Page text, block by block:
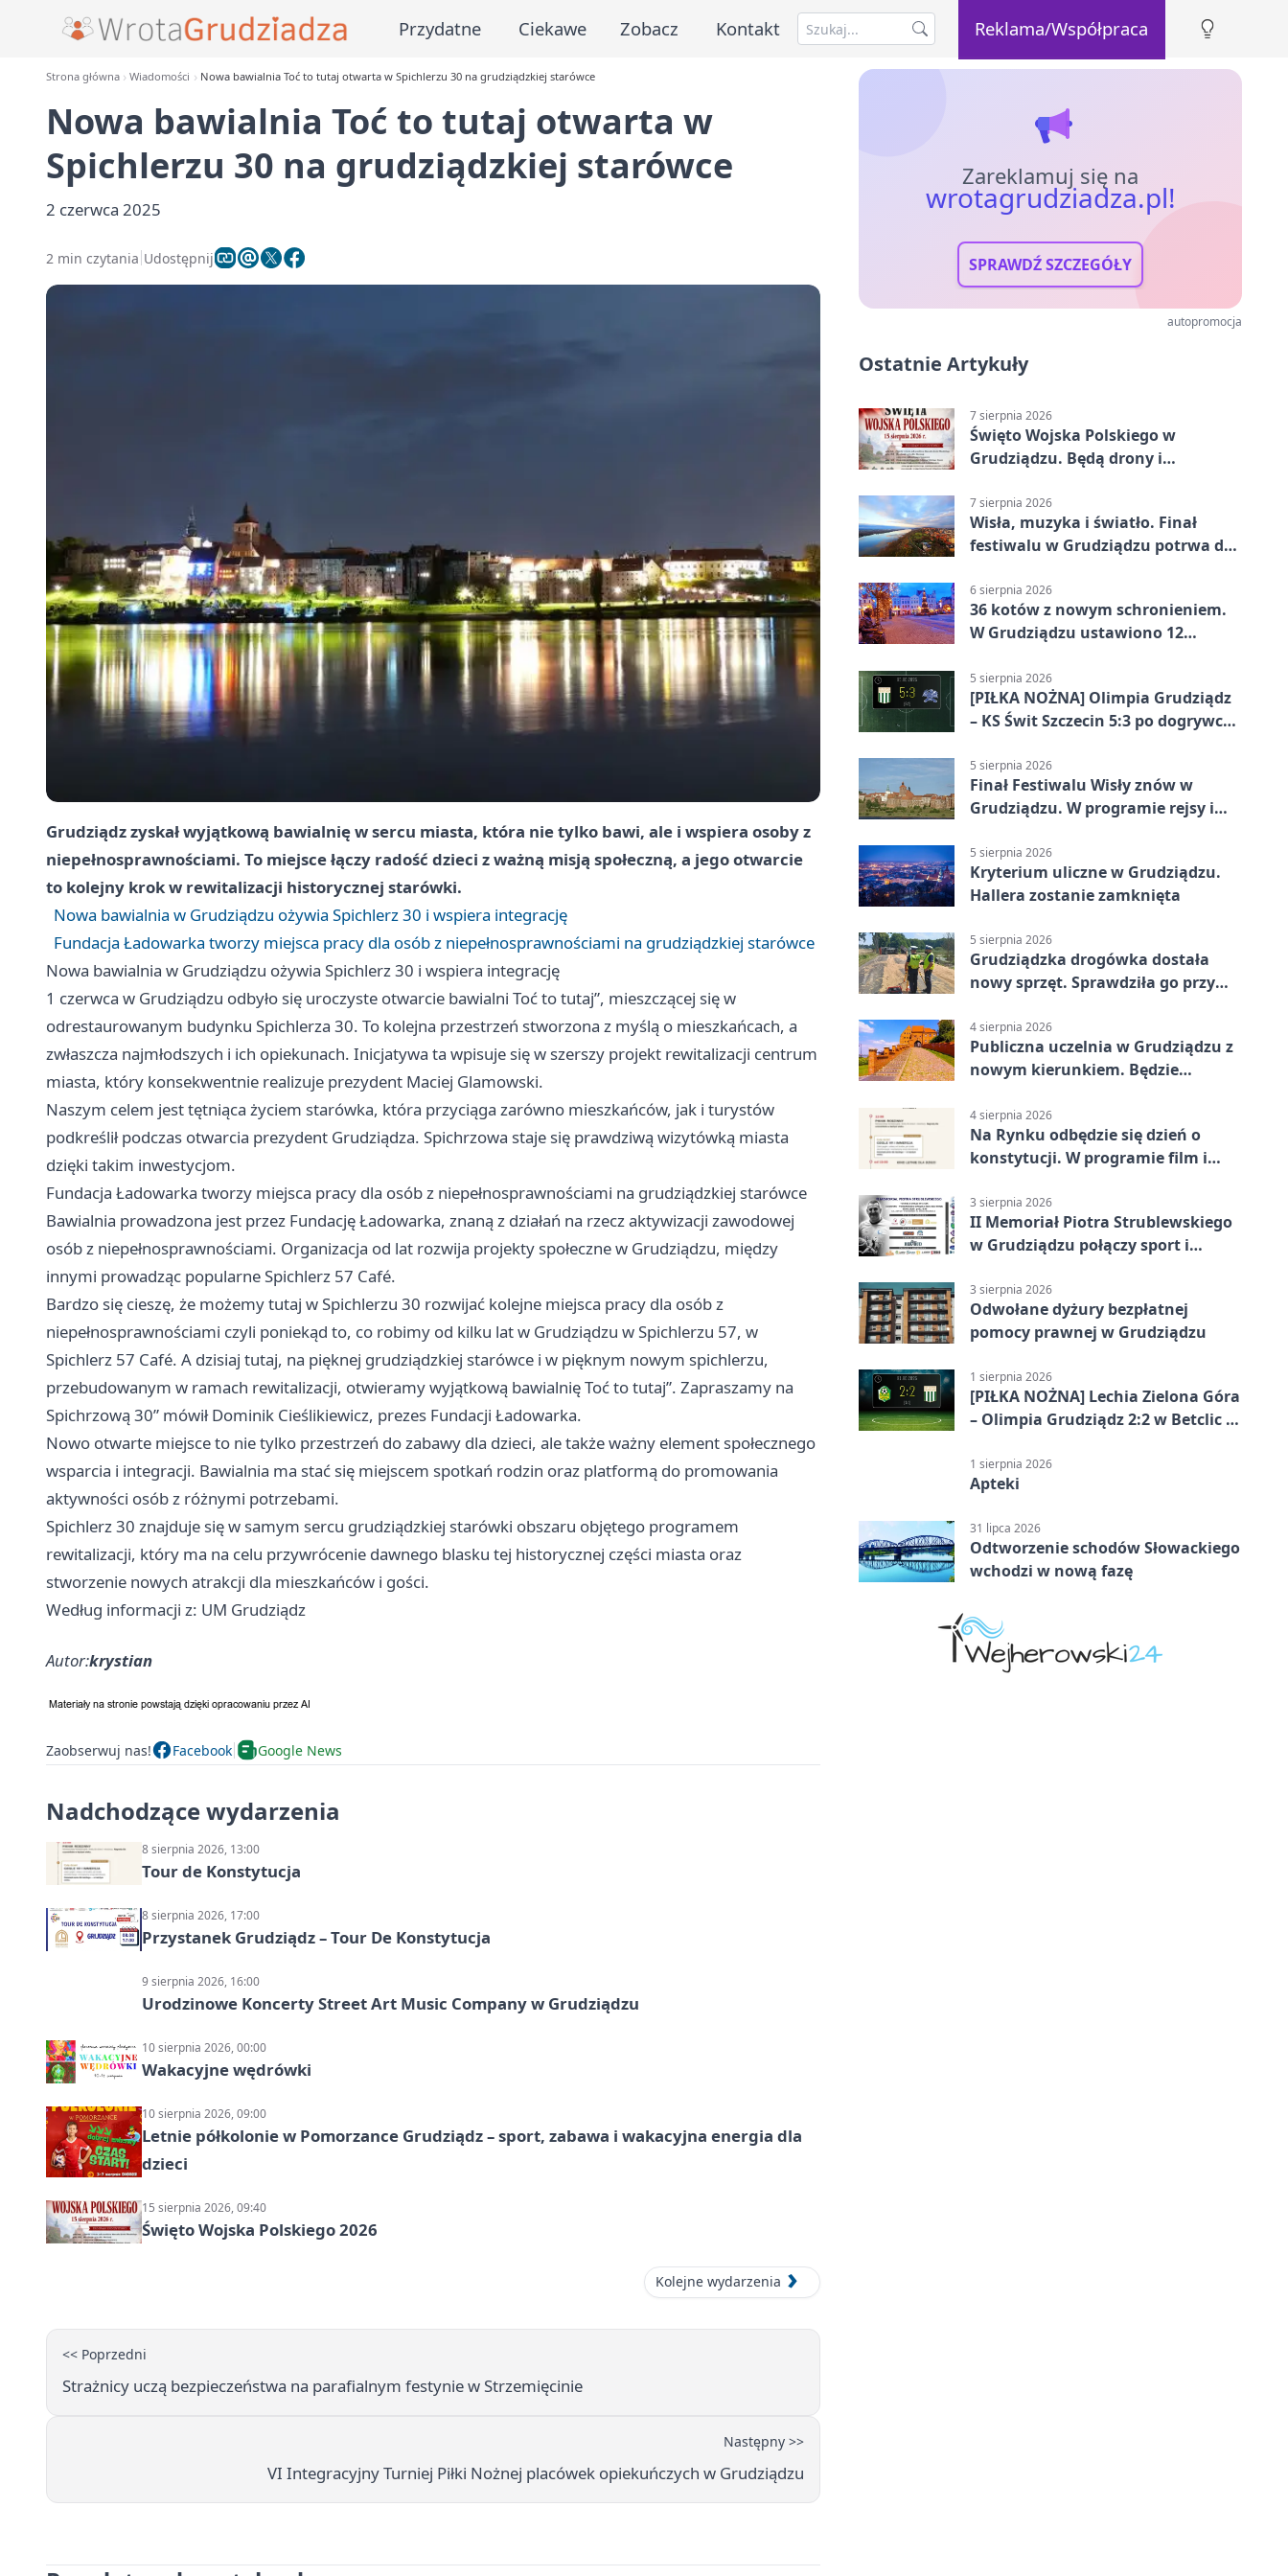
Przydatne Ciekawe Zobacz Kontakt Reklama/Współpraca
Strona główna Wiadomości Nowa bawialnia Toć to tutaj otwarta w Spichlerzu 30 na grudziądzkiej starówce
Nowa bawialnia Toć to tutaj otwarta w
Spichlerzu 30 na grudziądzkiej starówce
2 czerwca 2025
2 min czytania Udostępnij
Grudziądzzyskał wyjątkową bawialnię w sercu miasta, która nie tylko bawi, ale i wspiera osoby z
niepełnosprawnościami. To miejsce łączy radość dzieci z ważną misją społeczną, a jego otwarcie
to kolejny krok w rewitalizacji historycznej starówki.
Nowa bawialnia w Grudziądzu ożywia Spichlerz 30 i wspiera integrację
Fundacja Ładowarka tworzy miejsca pracy dla osób z niepełnosprawnościami na grudziądzkiej starówce
Nowa bawialnia w Grudziądzu ożywia Spichlerz 30 i wspiera integrację
1 czerwca w Grudziądzu odbyło się uroczyste otwarcie bawialni Toć to tutaj”, mieszczącej się w
odrestaurowanym budynku Spichlerza 30. To kolejna przestrzeń stworzona z myślą o mieszkańcach, a
zwłaszcza najmłodszych i ich opiekunach. Inicjatywa ta wpisuje się w szerszy projekt rewitalizacji centrum
miasta, który konsekwentnie realizuje prezydent Maciej Glamowski.
Naszym celem jest tętniąca życiem starówka, która przyciąga zarówno mieszkańców, jak i turystów
podkreślił podczas otwarcia prezydent Grudziądza. Spichrzowa staje się prawdziwą wizytówką miasta
dzięki takim inwestycjom.
Fundacja Ładowarka tworzy miejsca pracy dla osób z niepełnosprawnościami na grudziądzkiej starówce
Bawialnia prowadzona jest przez Fundację Ładowarka, znaną z działań na rzecz aktywizacji zawodowej
osób z niepełnosprawnościami. Organizacja od lat rozwija projekty społeczne w Grudziądzu, między
innymi prowadząc popularne Spichlerz 57 Café.
Bardzo się cieszę, że możemy tutaj w Spichlerzu 30 rozwijać kolejne miejsca pracy dla osób z
niepełnosprawnościami czyli poniekąd to, co robimy od kilku lat w Grudziądzu w Spichlerzu 57, w
Spichlerz 57 Café. A dzisiaj tutaj, na pięknej grudziądzkiej starówce i w pięknym nowym spichlerzu,
przebudowanym w ramach rewitalizacji, otwieramy wyjątkową bawialnię Toć to tutaj”. Zapraszamy na
Spichrzową 30” mówił Dominik Cieślikiewicz, prezes Fundacji Ładowarka.
Nowo otwarte miejsce to nie tylko przestrzeń do zabawy dla dzieci, ale także ważny element społecznego
wsparcia i integracji. Bawialnia ma stać się miejscem spotkań rodzin oraz platformą do promowania
aktywności osób z różnymi potrzebami.
Spichlerz 30 znajduje się w samym sercu grudziądzkiej starówki obszaru objętego programem
rewitalizacji, który ma na celu przywrócenie dawnego blasku tej historycznej części miasta oraz
stworzenie nowych atrakcji dla mieszkańców i gości.
Według informacji z: UM Grudziądz
Autor:krystian
Zaobserwuj nas! Facebook Google News
Nadchodzące wydarzenia
8 sierpnia 2026, 13:00
Tour de Konstytucja
8 sierpnia 2026, 17:00
Przystanek Grudziądz – Tour De Konstytucja
9 sierpnia 2026, 16:00
Urodzinowe Koncerty Street Art Music Company w Grudziądzu
10 sierpnia 2026, 00:00
Wakacyjne wędrówki
10 sierpnia 2026, 09:00
Letnie półkolonie w Pomorzance Grudziądz – sport, zabawa i wakacyjna energia dla
dzieci
15 sierpnia 2026, 09:40
Święto Wojska Polskiego 2026
Kolejne wydarzenia
<< Poprzedni
Strażnicy uczą bezpieczeństwa na parafialnym festynie w Strzemięcinie
Następny >>
VI Integracyjny Turniej Piłki Nożnej placówek opiekuńczych w Grudziądzu
Zareklamuj się na
wrotagrudziadza.pl!
SPRAWDŹ SZCZEGÓŁY
autopromocja
Ostatnie Artykuły
7 sierpnia 2026
Święto Wojska Polskiego w
Grudziądzu. Będą drony i
7 sierpnia 2026
Wisła, muzyka i światło. Finał
festiwalu w Grudziądzu potrwa do
6 sierpnia 2026
36 kotów z nowym schronieniem.
W Grudziądzu ustawiono 12
5 sierpnia 2026
[PIŁKA NOŻNA] Olimpia Grudziądz
– KS Świt Szczecin 5:3 po dogrywce
odwrócili losy meczu
5 sierpnia 2026
Finał Festiwalu Wisły znów w
Grudziądzu. W programie rejsy i
5 sierpnia 2026
Kryterium uliczne w Grudziądzu.
Hallera zostanie zamknięta
5 sierpnia 2026
Grudziądzka drogówka dostała
nowy sprzęt. Sprawdziła go przy
4 sierpnia 2026
Publiczna uczelnia w Grudziądzu z
nowym kierunkiem. Będzie
4 sierpnia 2026
Na Rynku odbędzie się dzień o
konstytucji. W programie film i
3 sierpnia 2026
II Memoriał Piotra Strublewskiego
w Grudziądzu połączy sport i
3 sierpnia 2026
Odwołane dyżury bezpłatnej
pomocy prawnej w Grudziądzu
1 sierpnia 2026
[PIŁKA NOŻNA] Lechia Zielona Góra
– Olimpia Grudziądz 2:2 w Betclic 2.
końcówce
1 sierpnia 2026
Apteki
31 lipca 2026
Odtworzenie schodów Słowackiego
wchodzi w nową fazę